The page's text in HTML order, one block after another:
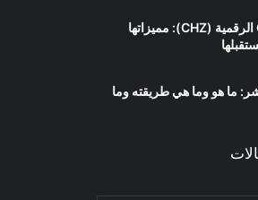
عملة Chiliz الرقمية (CHZ): مميزاتها
ما هو وما هي طريقته وما